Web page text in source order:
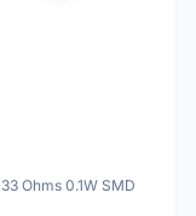
Ohms 0.1W SMD